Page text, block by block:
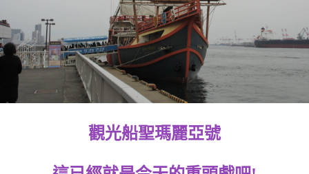
觀光船聖瑪麗亞號